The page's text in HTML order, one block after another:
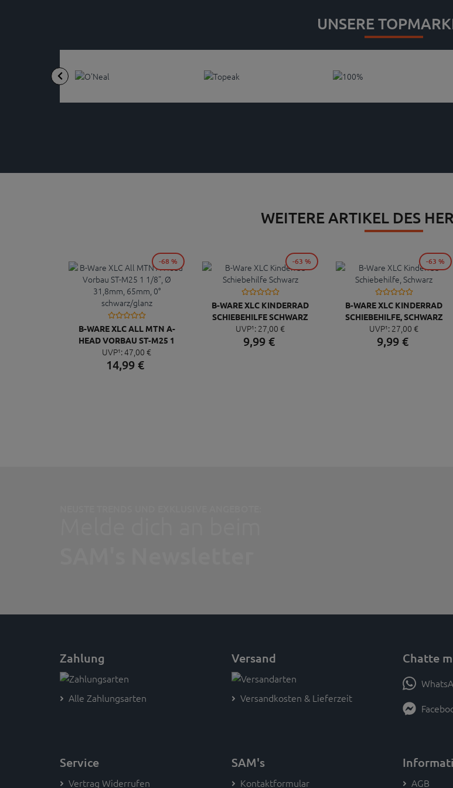
UNSERE
WEITERE ARTIKEL DES
B-WARE XLC ALL MTN A-
HEAD VORBAU ST-M25 1
1/8", Ø 31,8MM, 65MM, 0°
SCHWARZ/GLANZ
UVP¹:47, 00 €
14,99€
-68 %
B-WARE XLC KINDERRAD
SCHIEBEHILFE SCHWARZ
UVP¹: 27, 00 €
9,99 €
-63 %
B-WARE XLC KINDERRAD
SCHIEBEHILFE, SCHWARZ
UVP¹: 27, 00 €
9,99 €
-63 %
Zahlung
Alle Zahlungsarten
Versand
Versandkosten & Lieferzeit
Chatte
Service
Vertrag Widerrufen
SAM's
Kontaktformular AGB